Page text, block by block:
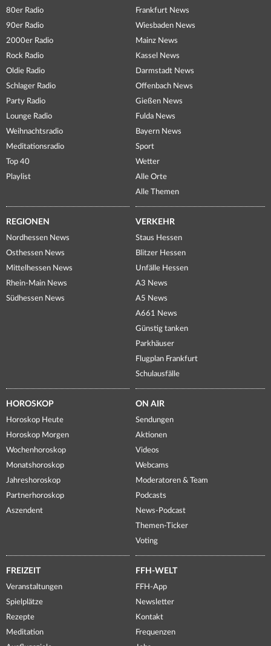
80er Radio
90er Radio
2000er Radio
Rock Radio
Oldie Radio
Schlager Radio
Party Radio
Lounge Radio
Weihnachtsradio
Meditationsradio
Top 40
Playlist
Frankfurt News
Wiesbaden News
Mainz News
Kassel News
Darmstadt News
Offenbach News
Gießen News
Fulda News
Bayern News
Sport
Wetter
Alle Orte
Alle Themen
REGIONEN
Nordhessen News
Osthessen News
Mittelhessen News
Rhein-Main News
Südhessen News
VERKEHR
Staus Hessen
Blitzer Hessen
Unfälle Hessen
A3 News
A5 News
A661 News
Günstig tanken
Parkhäuser
Flugplan Frankfurt
Schulausfälle
HOROSKOP
Horoskop Heute
Horoskop Morgen
Wochenhoroskop
Monatshoroskop
Jahreshoroskop
Partnerhoroskop
Aszendent
ON AIR
Sendungen
Aktionen
Videos
Webcams
Moderatoren & Team
Podcasts
News-Podcast
Themen-Ticker
Voting
FREIZEIT
Veranstaltungen
Spielplätze
Rezepte
Meditation
FFH-WELT
FFH-App
Newsletter
Kontakt
Frequenzen